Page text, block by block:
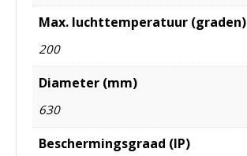
Max. luchttemperatuur (graden)
200
Diameter (mm)
630
Beschermingsgraad (IP)